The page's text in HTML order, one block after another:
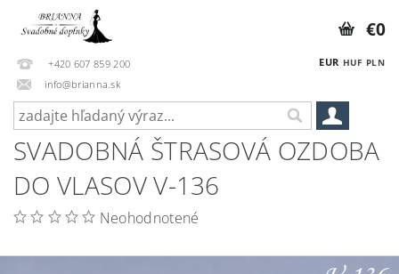
+420 607 859 200
info@brianna.sk
EUR HUF PLN
€0
SVADOBNÁ ŠTRASOVÁ OZDOBA
DO VLASOV V-136
Neohodnotené